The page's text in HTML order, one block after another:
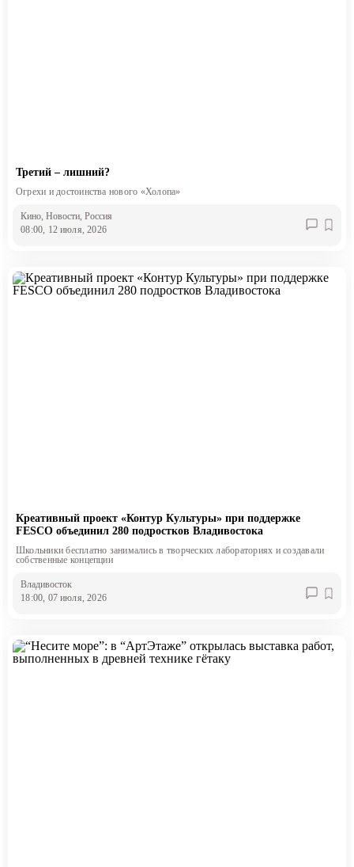
Третий – лишний?
Огрехи и достоинства нового «Холопа»
Кино, Новости, Россия
08:00, 12 июля, 2026
Креативный проект «Контур Культуры» при поддержке
FESCO объединил 280 подростков Владивостока
Школьники бесплатно занимались в творческих лабораториях и создавали
собственные концепции
Владивосток
18:00, 07 июля, 2026